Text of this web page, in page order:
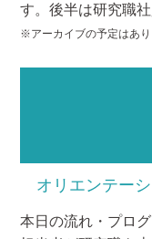
す。後半は研究職
※アーカイブの予定はあり
オリエンテー
本日の流れ・プロ